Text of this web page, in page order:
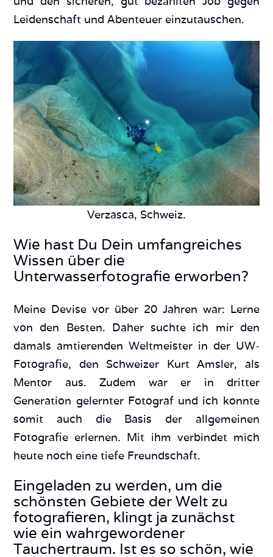
Leidenschaft und Abenteuer einzutauschen.
Verzasca, Schweiz.
Wie hast Du Dein umfangreiches
Wissen über die
Unterwasserfotografie erworben?
Meine Devise vor über 20 Jahren war: Lerne
von den Besten. Daher suchte ich mir den
damals amtierenden Weltmeister in der UW-
Fotografie, den Schweizer Kurt Amsler, als
Mentor aus. Zudem war er in dritter
Generation gelernter Fotograf und ich konnte
somit auch die Basis der allgemeinen
Fotografie erlernen. Mit ihm verbindet mich
heute noch eine tiefe Freundschaft.
Eingeladen zu werden, um die
schönsten Gebiete der Welt zu
fotografieren, klingt ja zunächst
wie ein wahrgewordener
Tauchertraum. Ist es so schön, wie